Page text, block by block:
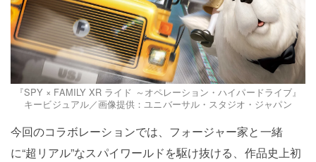
『SPY × FAMILY XR ライド ～オペレーション・ハイパードライブ』
キービジュアル／画像提供：ユニバーサル・スタジオ・ジャパン
今回のコラボレーションでは、フォージャー家と一緒
に“超リアル”なスパイワールドを駆け抜ける、作品史上初